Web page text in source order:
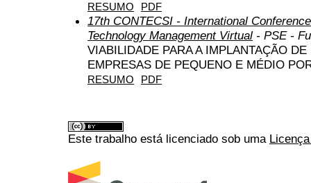
RESUMO PDF
17th CONTECSI - International
Technology Management Virtual - PSE -
VIABILIDADE PARA A IMPLANTAÇÃO
EMPRESAS DE PEQUENO E MÉDIO
RESUMO PDF
Este trabalho está licenciado sob uma